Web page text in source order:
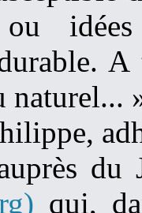
ou
naturel...
du
qui,